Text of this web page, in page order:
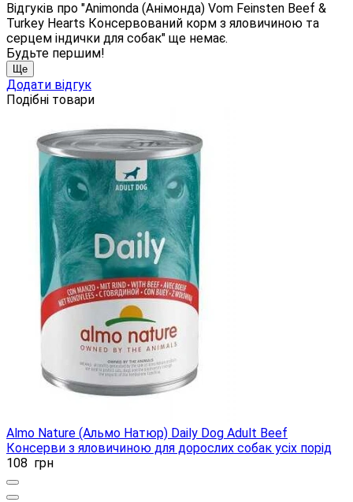
Відгуків про "Animonda (Анімонда) Vom Feinsten Beef &
Turkey Hearts Консервований корм з яловичиною та
серцем індички для собак" ще немає.
Будьте першим!
Ще
Додати відгук
Подібні товари
Almo Nature (Альмо Натюр) Daily Dog Adult Beef
Консерви з яловичиною для дорослих собак усіх порід
108 грн